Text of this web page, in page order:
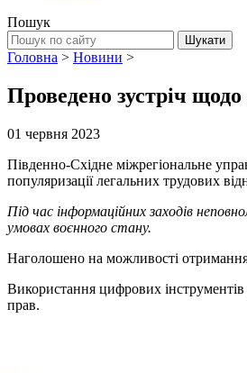
Пошук
Головна > Новини >
Проведено зустріч щодо
01 червня 2023
Південно-Східне міжрегіональне
популяризації легальних трудових
Під час інформаційних заходів
умовах воєнного стану.
Наголошено на можливості
Використання цифрових
прав.